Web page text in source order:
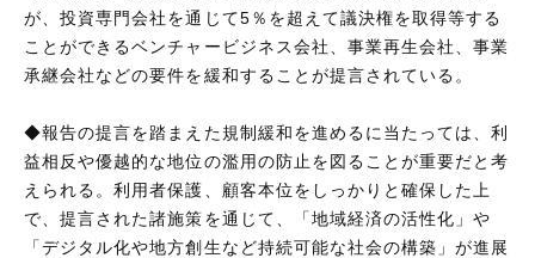
が、投資専門会社を通じて5％を超えて議決権を取得等する
ことができるベンチャービジネス会社、事業再生会社、事業
承継会社などの要件を緩和することが提言されている。
◆報告の提言を踏まえた規制緩和を進めるに当たっては、利
益相反や優越的な地位の濫用の防止を図ることが重要だと考
えられる。利用者保護、顧客本位をしっかりと確保した上
で、提言された諸施策を通じて、「地域経済の活性化」や
「デジタル化や地方創生など持続可能な社会の構築」が進展